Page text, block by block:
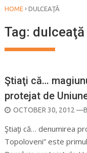
HOME › DULCEAŢĂ
Tag: dulceaţă
Ştiaţi că…
protejat de
POSTED
OCTOBER 30, 2012
Ştiaţi că… denumirea
Topoloveni” este